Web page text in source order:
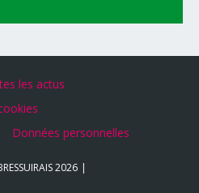
les actus
Données personnelles
2026